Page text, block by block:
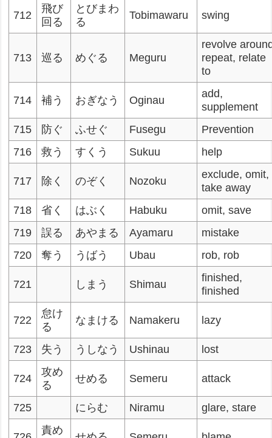
712
飛び
回る
とびまわ
る
Tobimawaru swing
713 巡る めぐる Meguru
revolve
repeat, relate
to
714 補う おぎなう Oginau
add,
supplement
715
防ぐ ふせぐ Fusegu
Prevention
716
救う すくう Sukuu help
717 除く のぞく Nozoku
exclude, omit,
take away
718
省く はぶく Habuku
omit, save
719
誤る あやまる Ayamaru
mistake
720
奪う うばう Ubau rob, rob
721 しまう Shimau
finished,
finished
722
怠け
る
なまける Namakeru lazy
723 失う うしなう Ushinau lost
724
攻め
る
せめる Semeru attack
725 にらむ Niramu glare, stare
責め